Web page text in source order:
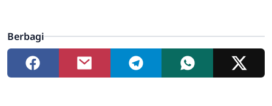
Berbagi